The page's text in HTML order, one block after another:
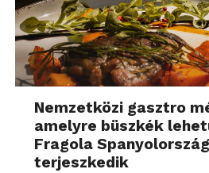
Nemzetközi gasztro
amelyre büszkék
Fragola
terjeszkedik